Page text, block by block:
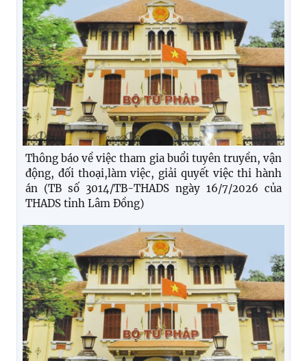
Thông báo về việc tham gia buổi tuyên truyền, vận
động, đối thoại,làm việc, giải quyết việc thi hành
án (TB số 3014/TB-THADS ngày 16/7/2026 của
THADS tỉnh Lâm Đồng)